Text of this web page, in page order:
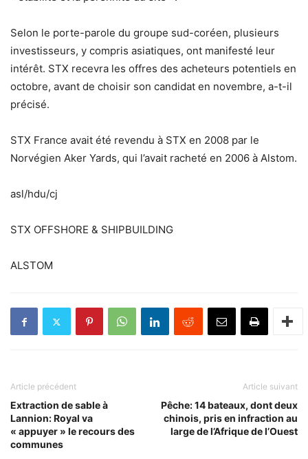
Selon le porte-parole du groupe sud-coréen, plusieurs
investisseurs, y compris asiatiques, ont manifesté leur
intérêt. STX recevra les offres des acheteurs potentiels en
octobre, avant de choisir son candidat en novembre, a-t-il
précisé.
STX France avait été revendu à STX en 2008 par le
Norvégien Aker Yards, qui l’avait racheté en 2006 à Alstom.
asl/hdu/cj
STX OFFSHORE & SHIPBUILDING
ALSTOM
Article précédent
Extraction de sable à
Lannion: Royal va
« appuyer » le recours des
communes
Article suivant
Pêche: 14 bateaux, dont deux
chinois, pris en infraction au
large de l’Afrique de l’Ouest